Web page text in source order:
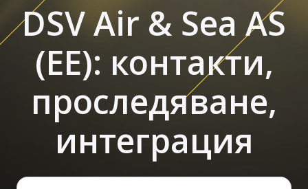
DSV Air & Sea AS
(EE): контакти,
проследяване,
интеграция